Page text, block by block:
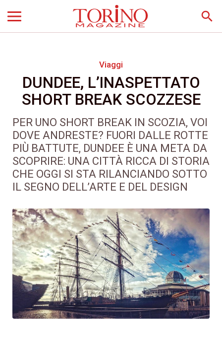
search
Viaggi
DUNDEE, L’INASPETTATO
SHORT BREAK SCOZZESE
PER UNO SHORT BREAK IN SCOZIA, VOI
DOVE ANDRESTE? FUORI DALLE ROTTE
PIÙ BATTUTE, DUNDEE È UNA META DA
SCOPRIRE: UNA CITTÀ RICCA DI STORIA
CHE OGGI SI STA RILANCIANDO SOTTO
IL SEGNO DELL’ARTE E DEL DESIGN